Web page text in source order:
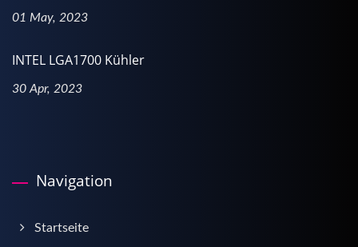
01 May, 2023
INTEL LGA1700 Kühler
30 Apr, 2023
Navigation
Startseite